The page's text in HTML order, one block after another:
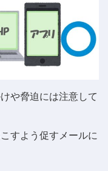
や脅迫には注意して
すよう促すメールに